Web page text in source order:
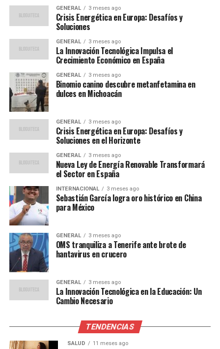
En contraste, naciones como México han diversificado
sus economías, integrándose más estrechamente con el
mercado estadounidense a través del Tratado entre
México, Estados Unidos y Canadá (T-MEC). Esto ha
proporcionado cierta estabilidad económica, aunque
también plantea desafíos relacionados con la
competitividad y la innovación.
Opiniones de Expertos
Expertos en economía advierten que la región debe
enfocarse en la diversificación económica y la inversión
José Antonio Ocampo, exministro de Hacienda de
Colombia, señaló en una conferencia reciente que
“la innovación y la
educación son claves para
el desarrollo económico a
largo plazo en América
Latina”.
Además, la inversión en infraestructura es crucial para
mejorar la conectividad y la eficiencia económica. Según
un informe de la CEPAL, la región necesita invertir al
menos el 6% de su PIB en infraestructura para cerrar la
brecha con países más desarrollados.
GENERAL 3 meses ago
Crisis Energética en Europa: Desafíos y
Soluciones
GENERAL 3 meses ago
La Innovación Tecnológica Impulsa el
Crecimiento Económico en España
GENERAL 3 meses ago
Binomio canino descubre metanfetamina en
dulces en Michoacán
GENERAL 3 meses ago
Crisis Energética en Europa: Desafíos y
Soluciones en el Horizonte
GENERAL 3 meses ago
Nueva Ley de Energía Renovable Transformará
el Sector en España
INTERNACIONAL 3 meses ago
Sebastián García logra oro histórico en China
para México
GENERAL 3 meses ago
OMS tranquiliza a Tenerife ante brote de
hantavirus en crucero
GENERAL 3 meses ago
La Innovación Tecnológica en la Educación: Un
Cambio Necesario
TENDENCIAS
SALUD 11 meses ago